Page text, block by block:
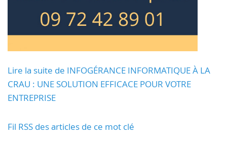
Lire la suite de INFOGÉRANCE INFORMATIQUE À LA
CRAU : UNE SOLUTION EFFICACE POUR VOTRE
ENTREPRISE
Fil RSS des articles de ce mot clé